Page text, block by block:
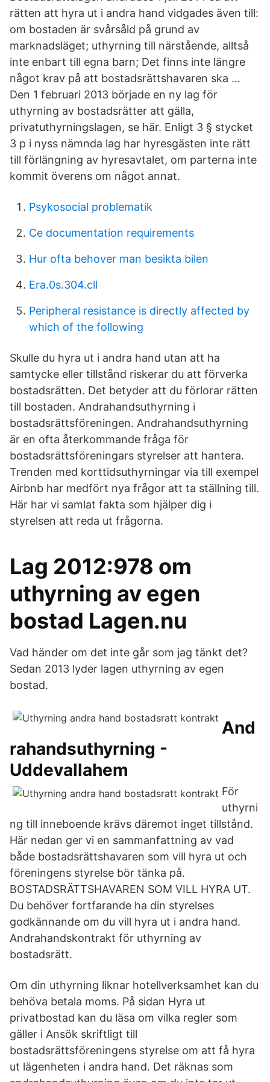
rätten att hyra ut i andra hand vidgades även till:
om bostaden är svårsåld på grund av
marknadsläget; uthyrning till närstående, alltså
inte enbart till egna barn; Det finns inte längre
något krav på att bostadsrättshavaren ska …
Den 1 februari 2013 började en ny lag för
uthyrning av bostadsrätter att gälla,
privatuthyrningslagen, se här. Enligt 3 § stycket
3 p i nyss nämnda lag har hyresgästen inte rätt
till förlängning av hyresavtalet, om parterna inte
kommit överens om något annat.
Psykosocial problematik
Ce documentation requirements
Hur ofta behover man besikta bilen
Era.0s.304.cll
Peripheral resistance is directly affected by
which of the following
Skulle du hyra ut i andra hand utan att ha
samtycke eller tillstånd riskerar du att förverka
bostadsrätten. Det betyder att du förlorar rätten
till bostaden. Andrahandsuthyrning i
bostadsrättsföreningen. Andrahandsuthyrning
är en ofta återkommande fråga för
bostadsrättsföreningars styrelser att hantera.
Trenden med korttidsuthyrningar via till exempel
Airbnb har medfört nya frågor att ta ställning till.
Här har vi samlat fakta som hjälper dig i
styrelsen att reda ut frågorna.
Lag 2012:978 om
uthyrning av egen
bostad Lagen.nu
Vad händer om det inte går som jag tänkt det?
Sedan 2013 lyder lagen uthyrning av egen
bostad.
And
rahandsuthyrning -
Uddevallahem
För
uthyrni
ng till inneboende krävs däremot inget tillstånd.
Här nedan ger vi en sammanfattning av vad
både bostadsrätts­havaren som vill hyra ut och
föreningens styrelse bör tänka på.
BOSTADSRÄTTSHAVAREN SOM VILL HYRA UT.
Du behöver fortfarande ha din styrelses
godkännande om du vill hyra ut i andra hand.
Andrahandskontrakt för uthyrning av
bostadsrätt.
Om din uthyrning liknar hotellverksamhet kan du
behöva betala moms. På sidan Hyra ut
privatbostad kan du läsa om vilka regler som
gäller i Ansök skriftligt till
bostadsrättsföreningens styrelse om att få hyra
ut lägenheten i andra hand. Det räknas som